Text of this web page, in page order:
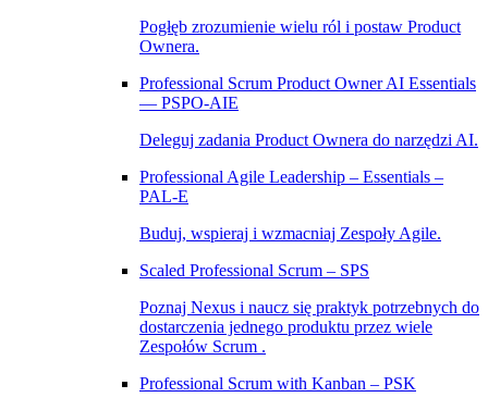
Pogłęb zrozumienie wielu ról i postaw Product
Ownera.
Professional Scrum Product Owner AI Essentials
— PSPO-AIE
Deleguj zadania Product Ownera do narzędzi AI.
Professional Agile Leadership – Essentials –
PAL‑E
Buduj, wspieraj i wzmacniaj Zespoły Agile.
Scaled Professional Scrum – SPS
Poznaj Nexus i naucz się praktyk potrzebnych do
dostarczenia jednego produktu przez wiele
Zespołów Scrum .
Professional Scrum with Kanban – PSK